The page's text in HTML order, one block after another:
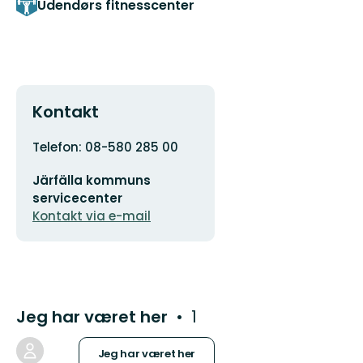
Udendørs fitnesscenter
Kontakt
Adresse
Telefon: 08-580 285 00
mailadresse
Järfälla kommuns
servicecenter
Kontakt via e-mail
Jeg har været her 1
Jeg har været her